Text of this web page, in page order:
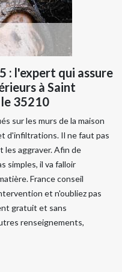
: l'expert qui assure
à Saint
le 35210
sur les murs de la maison
d'infiltrations. Il ne faut pas
les aggraver. Afin de
simples, il va falloir
France conseil
et n'oubliez pas
gratuit et sans
renseignements,